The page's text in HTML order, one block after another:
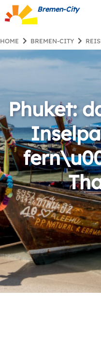
Bremen-City
HOME BREMEN-CITY
Phuket: